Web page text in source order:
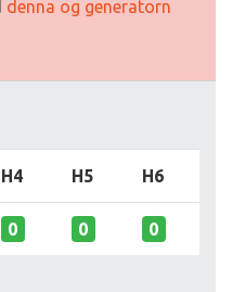
denna og generatorn
H4 H5 H6
0 0 0